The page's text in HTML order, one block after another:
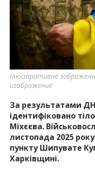
Ілюстративне
изображение
За результатами
ідентифіковано
Міхєєва.
листопада 2025
пункту Шипувате
Харківщині.